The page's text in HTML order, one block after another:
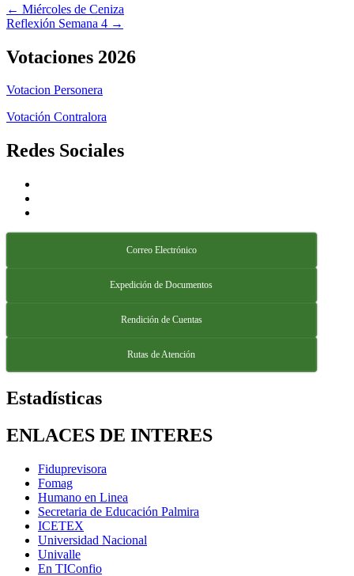
Navegación
de
entradas
← Miércoles de Ceniza
Reflexión Semana 4 →
Votaciones 2026
Votacion Personera
Votación Contralora
Redes Sociales
Correo Electrónico
Expedición de Documentos
Rendición de Cuentas
Rutas de Atención
Estadísticas
ENLACES DE INTERES
Fiduprevisora
Fomag
Humano en Linea
Secretaria de Educación Palmira
ICETEX
Universidad Nacional
Univalle
En TIConfio